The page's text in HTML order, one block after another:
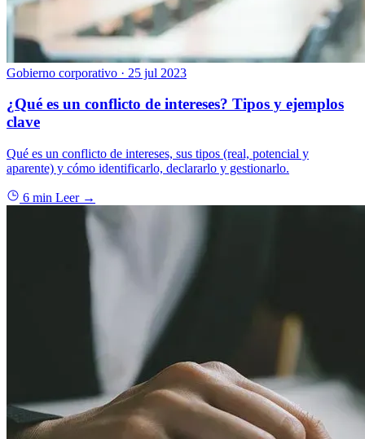
Gobierno corporativo · 25 jul 2023
¿Qué es un conflicto de intereses? Tipos y ejemplos
clave
Qué es un conflicto de intereses, sus tipos (real, potencial y
aparente) y cómo identificarlo, declararlo y gestionarlo.
6 min Leer →